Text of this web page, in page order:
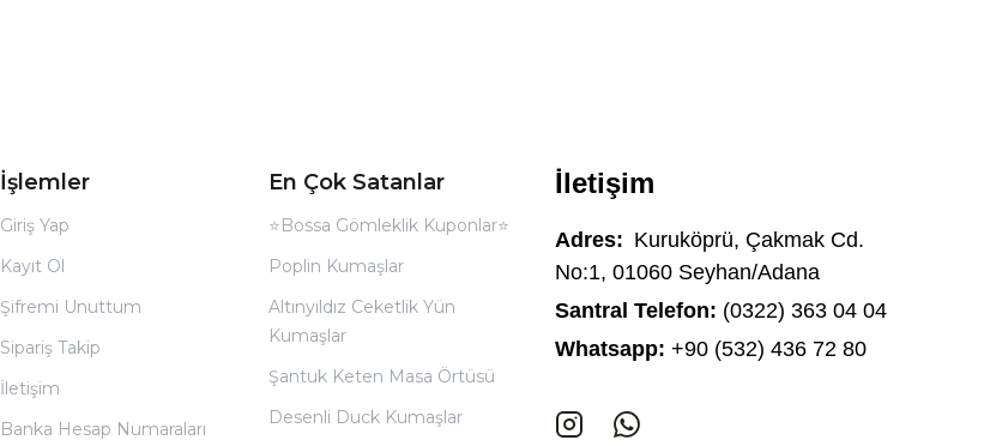
İşlemler
Giriş Yap
Kayıt Ol
Şifremi Unuttum
Sipariş Takip
İletişim
Banka Hesap Numaraları
En Çok Satanlar
⭐Bossa Gömleklik Kuponlar⭐
Poplin Kumaşlar
Altınyıldız Ceketlik Yün
Kumaşlar
Şantuk Keten Masa Örtüsü
Desenli Duck Kumaşlar
İletişim
Adres: Kuruköprü, Çakmak Cd.
No:1, 01060 Seyhan/Adana
Santral Telefon: (0322) 363 04 04
Whatsapp: +90 (532) 436 72 80